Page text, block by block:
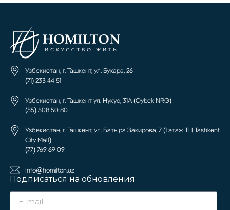
Узбекистан, г. Ташкент, ул. Бухара, 26
(71) 233 44 51
Узбекистан, г. Ташкент ул. Нукус, 31А (Oybek NRG)
(55) 508 50 80
Узбекистан, г. Ташкент, ул. Батыра Закирова, 7 (1 этаж ТЦ Tashkent
City Mall)
(77) 769 69 09
Info@homilton.uz
Подписаться на обновления